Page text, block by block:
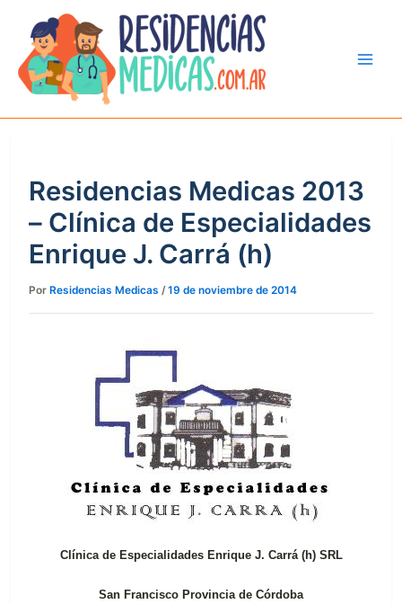
contenido
Residencias Medicas 2013
– Clínica de Especialidades
Enrique J. Carrá (h)
Por Residencias Medicas /19 de noviembre de 2014
Clínica de Especialidades Enrique J. Carrá (h) SRL
San Francisco Provincia de Córdoba